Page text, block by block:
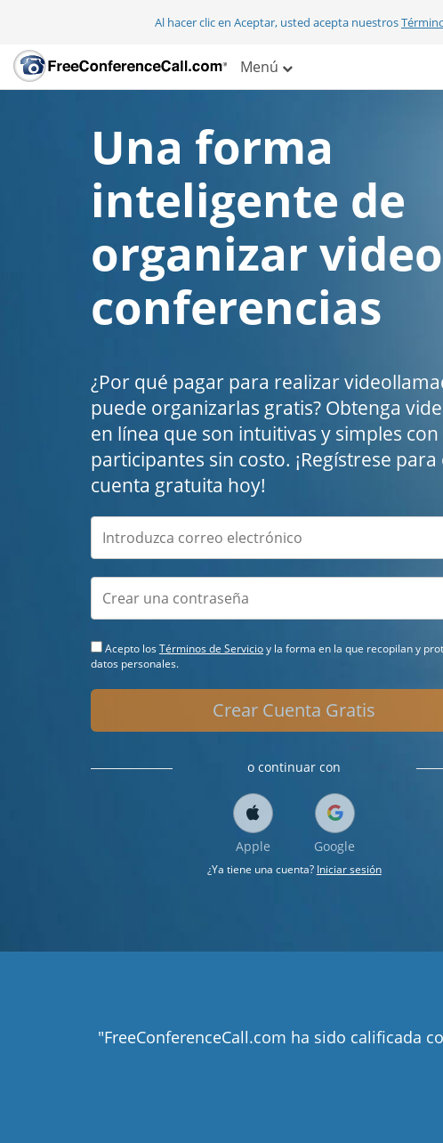
Al hacer clic en Aceptar, usted acepta nuestros
Menú
Una forma
inteligente de
organizar video
conferencias
¿Por qué pagar para realizar
puede organizarlas gratis? Obtenga
en línea que son intuitivas y simples con
participantes sin costo. ¡Regístrese
cuenta gratuita hoy!
Acepto los Términos de Servicioy la forma en la que recopilan y
datos personales.
Crear Cuenta Gratis
o continuar con
Apple Google
¿Ya tiene una cuenta? Iniciar sesión
"FreeConferenceCall.com ha sido calificada